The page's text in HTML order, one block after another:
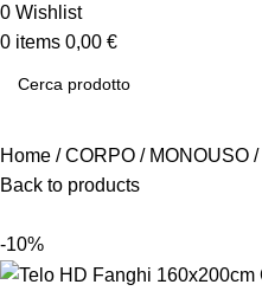
0 Wishlist
0 items 0,00 €
Home CORPO MONOUSO
Back to products
-10%